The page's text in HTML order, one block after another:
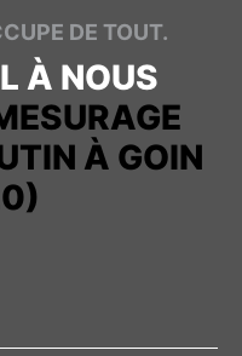
DE TOUT.
À NOUS
À GOIN